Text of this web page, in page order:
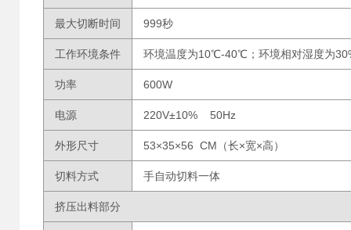
最大切断时间 999秒
工作环境条件 环境温度为10℃-40℃；环境相对湿度为
功率 600W
电源 220V±10% 50Hz
外形尺寸 53×35×56 CM（长×宽×高）
切料方式 手自动切料一体
挤压出料部分